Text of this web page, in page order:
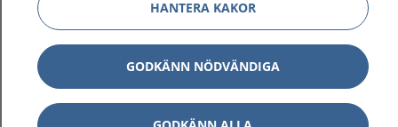
Kontakt Visa
HANTERA KAKOR
GODKÄNN NÖDVÄNDIGA